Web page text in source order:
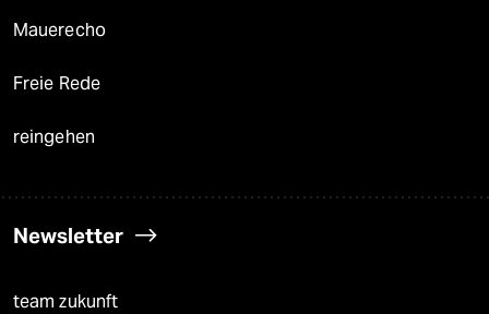
Mauerecho
Freie Rede
reingehen
Newsletter
team zukunft